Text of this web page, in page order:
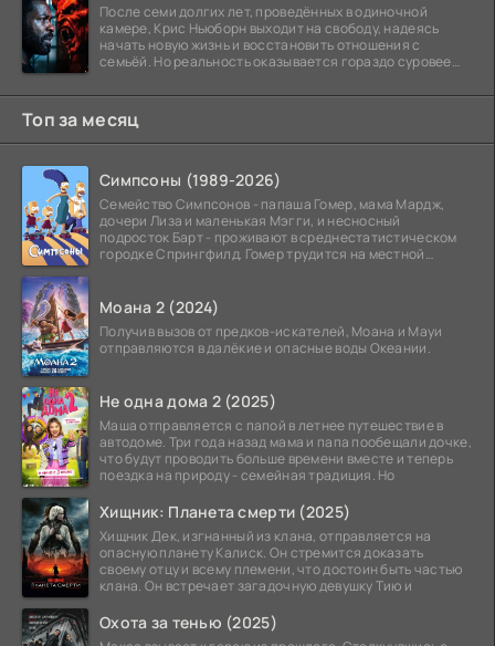
После семи долгих лет, проведённых в одиночной
камере, Крис Ньюборн выходит на свободу, надеясь
начать новую жизнь и восстановить отношения с
семьёй. Но реальность оказывается гораздо суровее
Топ за месяц
Симпсоны (1989-2026)
Семейство Симпсонов - папаша Гомер, мама Мардж,
дочери Лиза и маленькая Мэгги, и несносный
подросток Барт - проживают в среднестатистическом
городке Спрингфилд. Гомер трудится на местной
Моана 2 (2024)
Получив вызов от предков-искателей, Моана и Мауи
отправляются в далёкие и опасные воды Океании.
Не одна дома 2 (2025)
Маша отправляется с папой в летнее путешествие в
автодоме. Три года назад мама и папа пообещали дочке,
что будут проводить больше времени вместе и теперь
поездка на природу - семейная традиция. Но
Хищник: Планета смерти (2025)
Хищник Дек, изгнанный из клана, отправляется на
опасную планету Калиск. Он стремится доказать
своему отцу и всему племени, что достоин быть частью
клана. Он встречает загадочную девушку Тию и
Охота за тенью (2025)